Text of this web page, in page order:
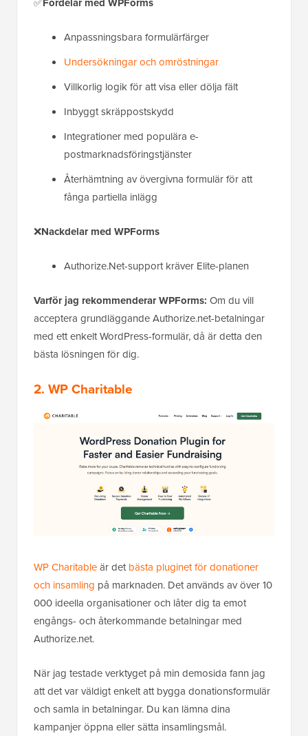
Anpassningsbara formulärfärger
Undersökningar och omröstningar
Villkorlig logik för att visa eller dölja fält
Inbyggt skräppostskydd
Integrationer med populära e-
postmarknadsföringstjänster
Återhämtning av övergivna formulär för att
fånga partiella inlägg
❌Nackdelar med WPForms
Authorize.Net-support kräver Elite-planen
Varför jag rekommenderar WPForms: Om du vill
acceptera grundläggande Authorize.net-betalningar
med ett enkelt WordPress-formulär, då är detta den
bästa lösningen för dig.
2. WP Charitable
WP Charitableär detbästa pluginet för donationer
och insamling på marknaden. Det används av över 10
000 ideella organisationer och låter dig ta emot
engångs- och återkommande betalningar med
Authorize.net.
När jag testade verktyget på min demosida fann jag
att det var väldigt enkelt att bygga donationsformulär
och samla in betalningar. Du kan lämna dina
kampanjer öppna eller sätta insamlingsmål.